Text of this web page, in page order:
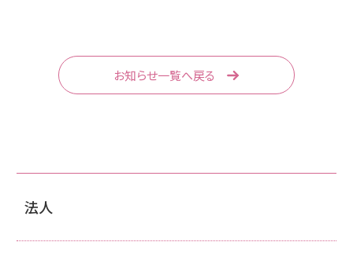
お知らせ一覧へ戻る
法人